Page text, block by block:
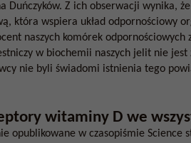
Duńczyków. Z ich obserwacji wynika,
która wspiera układ odpornościowy
naszych komórek
w biochemii naszych jelit nie jest
nie byli świadomi istnienia tego
witaminy D we
opublikowane w czasopiśmie Science